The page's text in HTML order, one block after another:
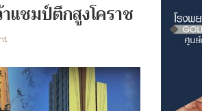
แชมป์ตึกสูงโคราช